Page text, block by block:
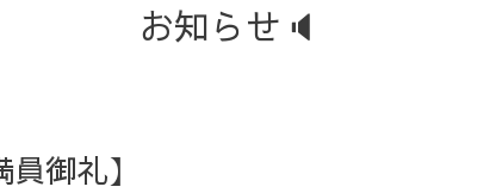
お知らせ🔈
御礼】